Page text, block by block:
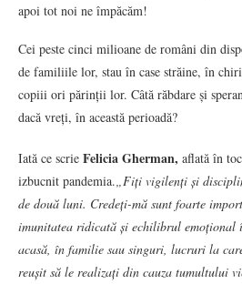
apoi tot noi ne împăcăm!
Cei peste cinci milioane de români din
de familiile lor, stau în case străine, în
copiii ori părinții lor. Câtă răbdare și
dacă vreți, în această perioadă?
Iată ce scrie Felicia Gherman, aflată în
izbucnit pandemia. „Fiți vigilenți și
de două luni. Credeți-mă sunt foarte
imunitatea ridicată și echilibrul emoțional
acasă, în familie sau singuri, lucruri la
reușit să le realizați din cauza tumultului